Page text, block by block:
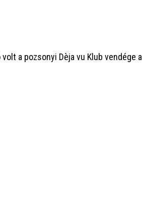
a pozsonyi Dèja vu Klub vendége